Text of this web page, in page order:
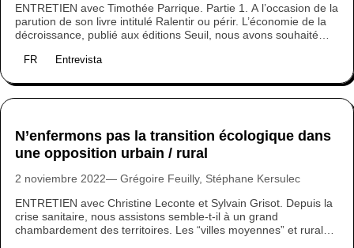
ENTRETIEN avec Timothée Parrique. Partie 1. A l’occasion de la
parution de son livre intitulé Ralentir ou périr. L’économie de la
décroissance, publié aux éditions Seuil, nous avons souhaité
l’économie par le prisme de la croissance permet-il de faire une
politique et écologique ? Comment convaincre de l'intérêt de la
décroissance sans être tout de suite traité d’idéologue ?
FR Entrevista
N’enfermons pas la transition écologique dans
une opposition urbain / rural
2 noviembre 2022 Grégoire Feuilly, Stéphane Kersulec
ENTRETIEN avec Christine Leconte et Sylvain Grisot. Depuis la
crise sanitaire, nous assistons semble-t-il à un grand
chambardement des territoires. Les “villes moyennes” et rurales